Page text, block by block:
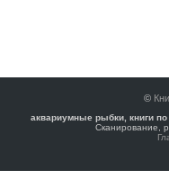
©
аквариумные рыбки, книги
Сканирование,